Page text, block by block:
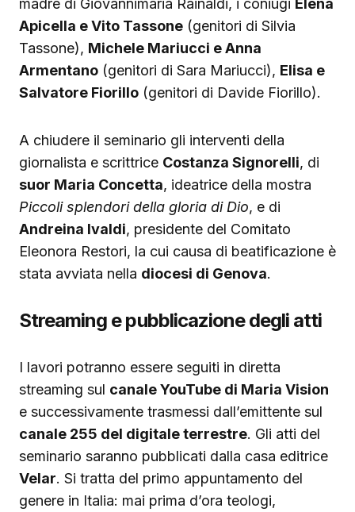
madre di Giovannimaria Rainaldi, i coniugi Elena
Apicella e Vito Tassone (genitori di Silvia
Tassone), Michele Mariucci e Anna
Armentano (genitori di Sara Mariucci), Elisa e
Salvatore Fiorillo (genitori di Davide Fiorillo).
A chiudere il seminario gli interventi della
giornalista e scrittrice Costanza Signorelli, di
suor Maria Concetta, ideatrice della mostra
Piccoli splendori della gloria di Dio, e di
Andreina Ivaldi, presidente del Comitato
Eleonora Restori, la cui causa di beatificazione è
stata avviata nella diocesi di Genova.
Streaming e pubblicazione degli atti
I lavori potranno essere seguiti in diretta
streaming sul canale YouTube di Maria Vision
e successivamente trasmessi dall’emittente sul
canale 255 del digitale terrestre. Gli atti del
seminario saranno pubblicati dalla casa editrice
Velar. Si tratta del primo appuntamento del
genere in Italia: mai prima d’ora teologi,